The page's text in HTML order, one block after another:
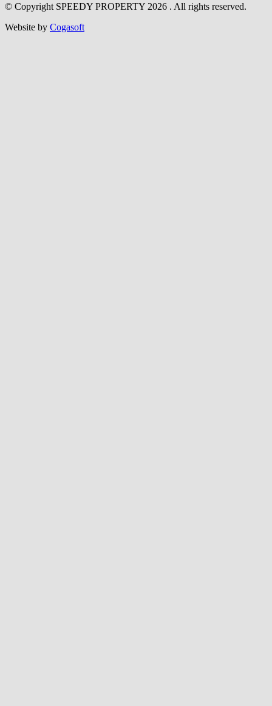
© Copyright SPEEDY PROPERTY 2026 . All rights reserved.
Website by Cogasoft